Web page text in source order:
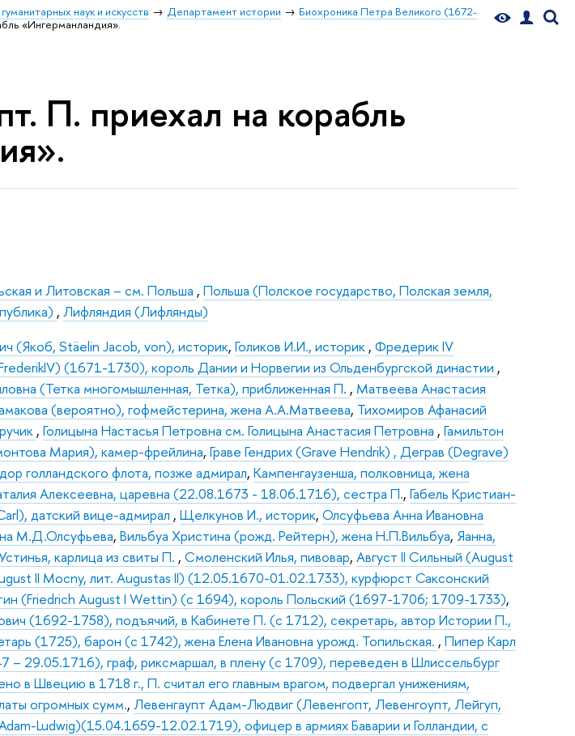
наук и искусств Департамент истории
Биохроника Петра Великого (1672-
«Ингерманландия».
П. приехал на корабль
и Литовская – см. Польша ,Польша (Полское государство, Полская земля,
,Лифляндия (Лифлянды)
(Якоб, Stäelin Jacob, von), историк,Голиков И.И., историк ,Фредерик IV
(1671-1730), король Дании и Норвегии из Ольденбургской династии ,
(Тетка многомышленная, Тетка), приближенная П. , Матвеева Анастасия
(вероятно), гофмейстерина, жена А.А.Матвеева, Тихомиров Афанасий
,Голицына Настасья Петровна см. Голицына Анастасия Петровна ,Гамильтон
Мария), камер-фрейлина,Граве Гендрих (Grave Hendrik) , Деграв (Degrave)
голландского флота, позже адмирал,Кампенгаузенша, полковница, жена
Алексеевна, царевна (22.08.1673 - 18.06.1716), сестра П.,Габель Кристиан-
датский вице-адмирал ,Щелкунов И., историк,Олсуфьева Анна Ивановна
М.Д.Олсуфьева,Вильбуа Христина (рожд. Рейтерн), жена Н.П.Вильбуа, Яанна,
карлица из свиты П. ,Смоленский Илья, пивовар,Август II Сильный (August
II Mocny, лит. Augustas II) (12.05.1670-01.02.1733), курфюрст Саксонский
(Friedrich August I Wettin) (с 1694), король Польский (1697-1706; 1709-1733),
(1692-1758), подъячий, в Кабинете П. (с 1712), секретарь, автор Истории П.,
(1725), барон (с 1742), жена Елена Ивановна урожд. Топильская. ,Пипер Карл
– 29.05.1716), граф, риксмаршал, в плену (с 1709), переведен в Шлиссельбург
в Швецию в 1718 г., П. считал его главным врагом, подвергал унижениям,
огромных сумм.,Левенгаупт Адам-Людвиг (Левенгопт, Левенгоупт, Лейгуп,
Ludwig)(15.04.1659-12.02.1719), офицер в армиях Баварии и Голландии, с